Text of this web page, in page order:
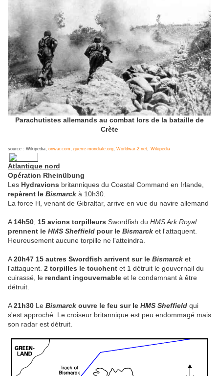
Parachutistes allemands au combat lors de la bataille de
Crète
source : Wikipedia, onwar.com, guerre-mondiale.org, Worldwar-2.net, Wikipedia
Atlantique nord
Opération Rheinübung
Les Hydravions britanniques du Coastal Command en Irlande,
repèrent le Bismarck à 10h30.
La force H, venant de Gibraltar, arrive en vue du navire allemand
A 14h50 15 avions torpilleurs Swordfish du HMS Ark Royal
prennent le HMS Sheffield pour le Bismarck et l'attaquent.
Heureusement aucune torpille ne l'atteindra.
A20h47 15 autres Swordfish arrivent sur le Bismarck et
l'attaquent. 2 torpilles le touchent et 1 détruit le gouvernail du
cuirassé, le rendant ingouvernable et le condamnant à être
détruit.
A21h30 Le Bismarck ouvre le feu sur le HMS Sheffield qui
s'est approché. Le croiseur britannique est peu endommagé mais
son radar est détruit.